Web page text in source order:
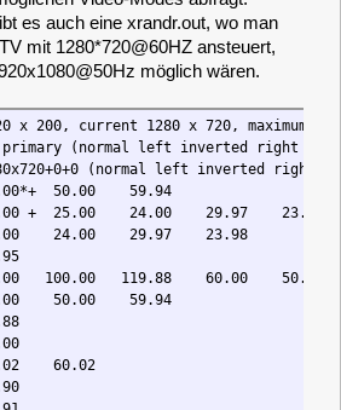
jetzt noch meine GT710 und
schlechte Zeiten.
/ Kein Bild nach Reboot
this topic.